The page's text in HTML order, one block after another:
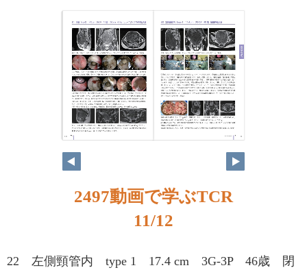
10 11
2497動画で学ぶTCR
11/12
22 左側頸管内 type 1 17.4 cm 3G-3P 46歳 閉